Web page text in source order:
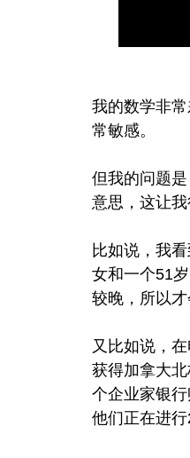
我的数学非
常敏感。
但我的问题
意思，这让
比如说，我
女和一个51
较晚，所以
又比如说，
获得加拿大
个企业家银
他们正在进